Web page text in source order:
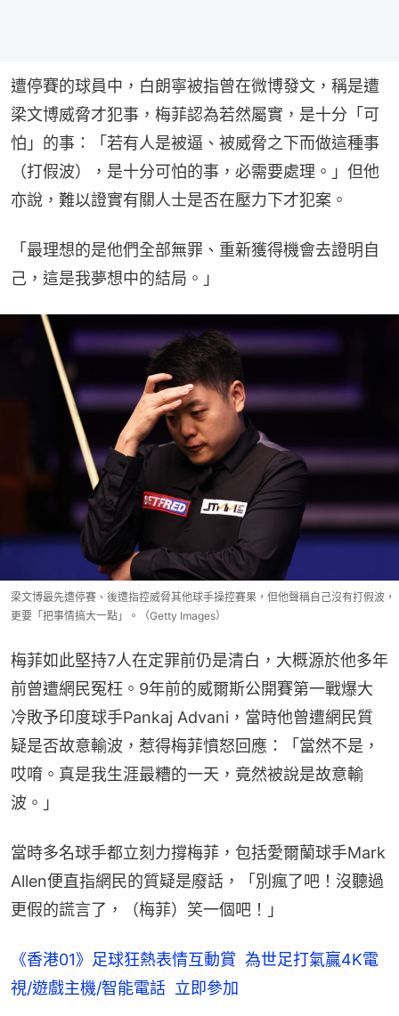
遭停賽的球員中，白朗寧被指曾在微博發文，稱是遭
梁文博威脅才犯事，梅菲認為若然屬實，是十分「可
怕」的事：「若有人是被逼、被威脅之下而做這種事
（打假波），是十分可怕的事，必需要處理。」但他
亦說，難以證實有關人士是否在壓力下才犯案。
「最理想的是他們全部無罪、重新獲得機會去證明自
己，這是我夢想中的結局。」
梁文博最先遭停賽、後遭指控威脅其他球手操控賽果，但他聲稱自己沒有打假波，
更要「把事情搞大一點」。（Getty Images）
梅菲如此堅持7人在定罪前仍是清白，大概源於他多年
前曾遭網民冤枉。9年前的威爾斯公開賽第一戰爆大
冷敗予印度球手Pankaj Advani，當時他曾遭網民質
疑是否故意輸波，惹得梅菲憤怒回應：「當然不是，
哎唷。真是我生涯最糟的一天，竟然被說是故意輸
波。」
當時多名球手都立刻力撐梅菲，包括愛爾蘭球手Mark
Allen便直指網民的質疑是廢話，「別瘋了吧！沒聽過
更假的謊言了，（梅菲）笑一個吧！」
《香港01》足球狂熱表情互動賞  為世足打氣贏4K電
視/遊戲主機/智能電話  立即參加